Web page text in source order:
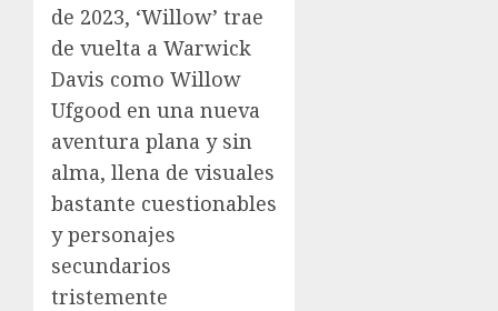
de 2023, ‘Willow’ trae
de vuelta a Warwick
Davis como Willow
Ufgood en una nueva
aventura plana y sin
alma, llena de visuales
bastante cuestionables
y personajes
secundarios
tristemente